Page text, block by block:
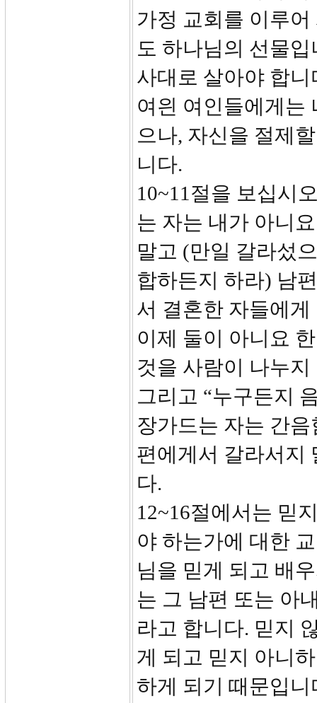
가정 교회를 이루
도 하나님의 선물
사대로 살아야 합
여읜 여인들에게는
으나, 자신을 절제
니다.
10~11절을 보십시
는 자는 내가 아니
말고 (만일 갈라섰
합하든지 하라) 남
서 결혼한 자들에
이제 둘이 아니요
것을 사람이 나누
그리고 “누구든지
장가드는 자는 간
편에게서 갈라서지
다.
12~16절에서는 믿
야 하는가에 대한
님을 믿게 되고 배
는 그 남편 또는 아
라고 합니다. 믿지
게 되고 믿지 아니
하게 되기 때문입